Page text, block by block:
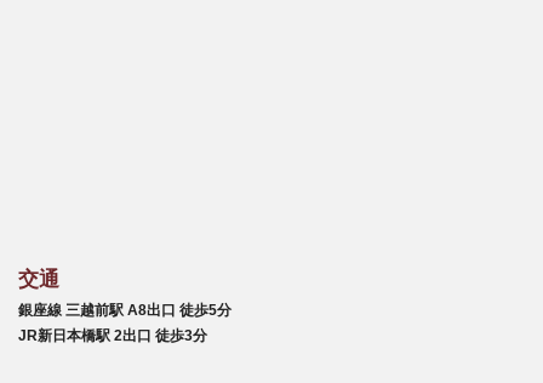
交通
銀座線 三越前駅 A8出口 徒歩5分
JR新日本橋駅 2出口 徒歩3分